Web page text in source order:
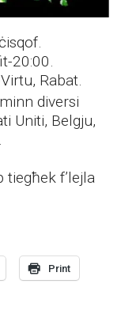
20:00.
Rabat.
diversi
Uniti, Belgju,
f’lejla
Print